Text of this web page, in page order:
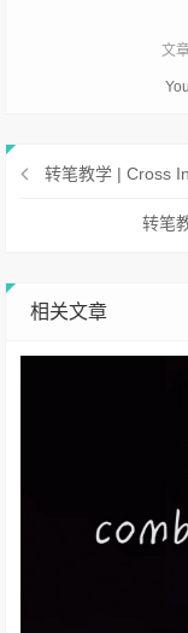
文
转笔教学 | Cross
转笔
相关文章